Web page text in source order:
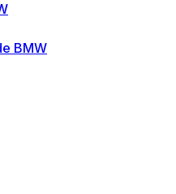
BMW